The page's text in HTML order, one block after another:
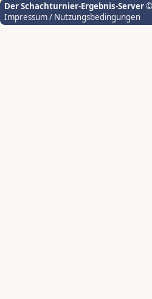
Der Schachturnier-Ergebnis-Server
Impressum / Nutzungsbedingungen